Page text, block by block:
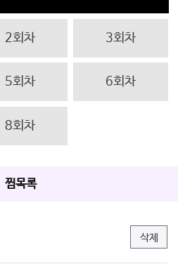
2회차 3회차
5회차 6회차
8회차
찜목록
삭제